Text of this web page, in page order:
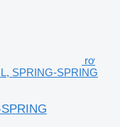
rơ
SPRING-SPRING